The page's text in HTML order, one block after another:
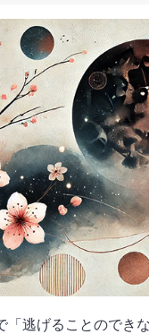
「逃げることのでき